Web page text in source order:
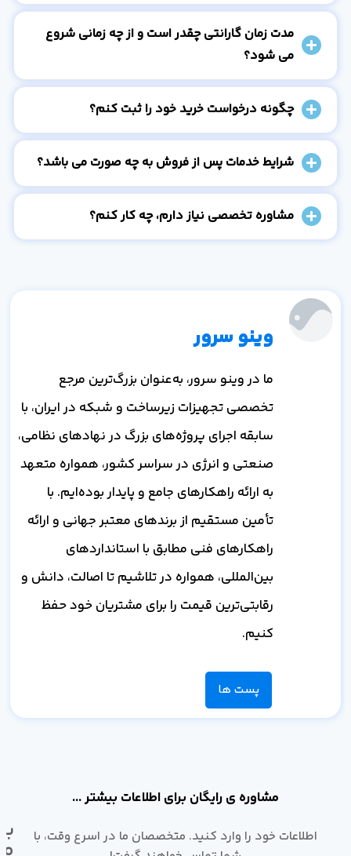
مدت زمان گارانتی چقدر است و از چه زمانی شروع
می شود؟
چگونه درخواست خرید خود را ثبت کنم؟
شرایط خدمات پس از فروش به چه صورت می باشد؟
مشاوره تخصصی نیاز دارم، چه کار کنم؟
وینو سرور
ما در وینو سرور، به‌عنوان بزرگ‌ترین مرجع
تخصصی تجهیزات زیرساخت و شبکه در ایران، با
سابقه اجرای پروژه‌های بزرگ در نهادهای نظامی،
صنعتی و انرژی در سراسر کشور، همواره متعهد
به ارائه راهکارهای جامع و پایدار بوده‌ایم. با
تأمین مستقیم از برندهای معتبر جهانی و ارائه
راهکارهای فنی مطابق با استانداردهای
بین‌المللی، همواره در تلاشیم تا اصالت، دانش و
رقابتی‌ترین قیمت را برای مشتریان خود حفظ
کنیم.
پست ها
مشاوره ی رایگان برای اطلاعات بیشتر ...
اطلاعات خود را وارد کنید. متخصصان ما در اسرع وقت، با
با